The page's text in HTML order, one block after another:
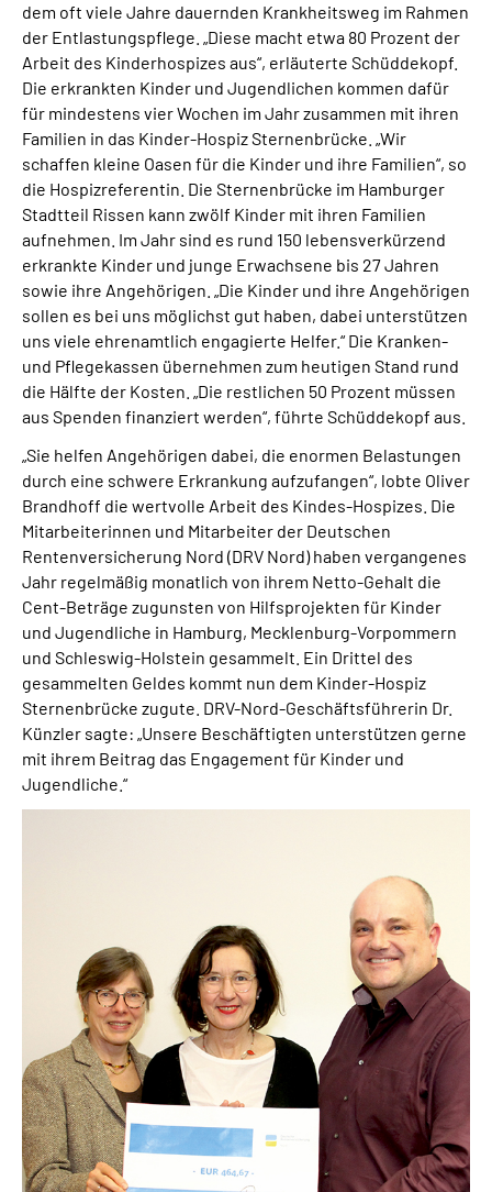
dem oft viele Jahre dauernden Krankheitsweg im Rahmen
der Entlastungspflege. „Diese macht etwa 80 Prozent der
Arbeit des Kinderhospizes aus“, erläuterte Schüddekopf.
Die erkrankten Kinder und Jugendlichen kommen dafür
für mindestens vier Wochen im Jahr zusammen mit ihren
Familien in das Kinder-Hospiz Sternenbrücke. „Wir
schaffen kleine Oasen für die Kinder und ihre Familien“, so
die Hospizreferentin. Die Sternenbrücke im Hamburger
Stadtteil Rissen kann zwölf Kinder mit ihren Familien
aufnehmen. Im Jahr sind es rund 150 lebensverkürzend
erkrankte Kinder und junge Erwachsene bis 27 Jahren
sowie ihre Angehörigen. „Die Kinder und ihre Angehörigen
sollen es bei uns möglichst gut haben, dabei unterstützen
uns viele ehrenamtlich engagierte Helfer.“ Die Kranken-
und Pflegekassen übernehmen zum heutigen Stand rund
die Hälfte der Kosten. „Die restlichen 50 Prozent müssen
aus Spenden finanziert werden“, führte Schüddekopf aus.
„Sie helfen Angehörigen dabei, die enormen Belastungen
durch eine schwere Erkrankung aufzufangen“, lobte Oliver
Brandhoff die wertvolle Arbeit des Kindes-Hospizes. Die
Mitarbeiterinnen und Mitarbeiter der Deutschen
Rentenversicherung Nord (DRV Nord) haben vergangenes
Jahr regelmäßig monatlich von ihrem Netto-Gehalt die
Cent-Beträge zugunsten von Hilfsprojekten für Kinder
und Jugendliche in Hamburg, Mecklenburg-Vorpommern
und Schleswig-Holstein gesammelt. Ein Drittel des
gesammelten Geldes kommt nun dem Kinder-Hospiz
Sternenbrücke zugute. DRV-Nord-Geschäftsführerin Dr.
Künzler sagte: „Unsere Beschäftigten unterstützen gerne
mit ihrem Beitrag das Engagement für Kinder und
Jugendliche.“